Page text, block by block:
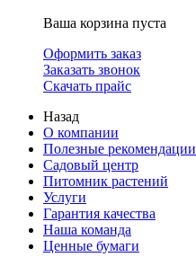
Ваша корзина пуста
Оформить заказ
Заказать звонок
Скачать прайс
Назад
О компании
Полезные рекомендации
Садовый центр
Питомник растений
Услуги
Гарантия качества
Наша команда
Ценные бумаги